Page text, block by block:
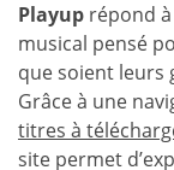
Playup répond
musical pensé
que soient leurs
Grâce à une
titres à
site permet